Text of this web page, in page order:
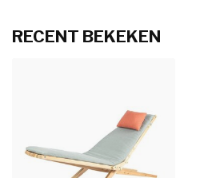
RECENT BEKEKEN